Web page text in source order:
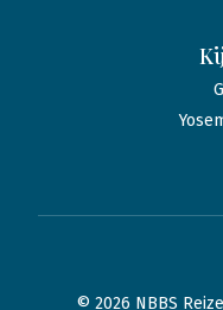
© 2026 NBBS